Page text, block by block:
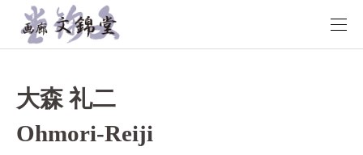
大森 礼二
Ohmori-Reiji